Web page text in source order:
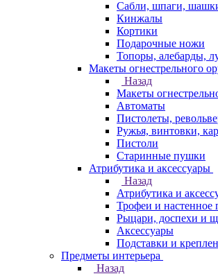
Сабли, шпаги,
Кинжалы
Кортики
Подарочные ножи
Топоры, алебарды,
Макеты огнестрельного
Назад
Макеты
Автоматы
Пистолеты,
Ружья, винтовки,
Пистоли
Старинные пушки
Атрибутика и аксессуары
Назад
Атрибутика и
Трофеи и настенное
Рыцари, доспехи и
Аксессуары
Подставки и
Предметы интерьера
Назад